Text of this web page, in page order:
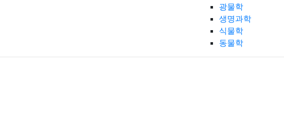
광물학
생명과학
식물학
동물학